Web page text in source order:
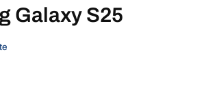
Galaxy S25